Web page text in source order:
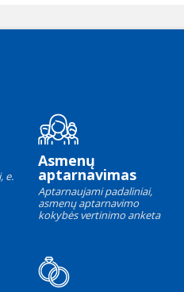
e.
Asmenų
aptarnavimas
Aptarnaujami padaliniai,
asmenų aptarnavimo
kokybės vertinimo anketa